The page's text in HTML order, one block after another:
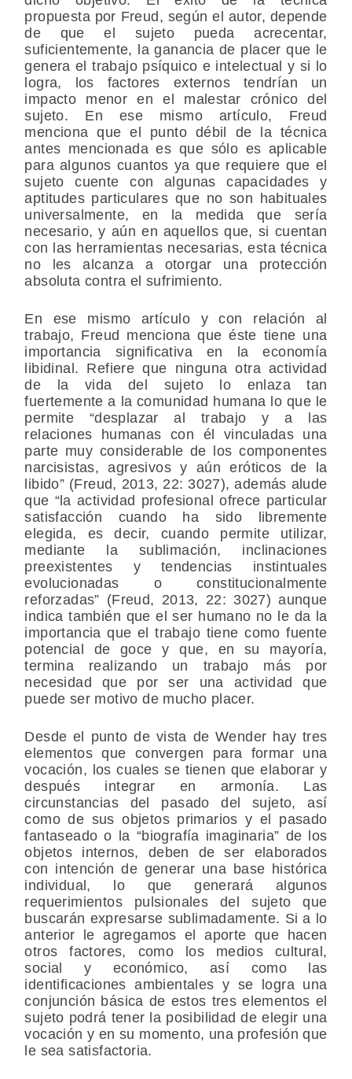
propuesta por Freud, según el autor, depende
de que el sujeto pueda acrecentar,
suficientemente, la ganancia de placer que le
genera el trabajo psíquico e intelectual y si lo
logra, los factores externos tendrían un
impacto menor en el malestar crónico del
sujeto. En ese mismo artículo, Freud
menciona que el punto débil de la técnica
antes mencionada es que sólo es aplicable
para algunos cuantos ya que requiere que el
sujeto cuente con algunas capacidades y
aptitudes particulares que no son habituales
universalmente, en la medida que sería
necesario, y aún en aquellos que, si cuentan
con las herramientas necesarias, esta técnica
no les alcanza a otorgar una protección
absoluta contra el sufrimiento.
En ese mismo artículo y con relación al
trabajo, Freud menciona que éste tiene una
importancia significativa en la economía
libidinal. Refiere que ninguna otra actividad
de la vida del sujeto lo enlaza tan
fuertemente a la comunidad humana lo que le
permite “desplazar al trabajo y a las
relaciones humanas con él vinculadas una
parte muy considerable de los componentes
narcisistas, agresivos y aún eróticos de la
libido” (Freud, 2013, 22: 3027), además alude
que “la actividad profesional ofrece particular
satisfacción cuando ha sido libremente
elegida, es decir, cuando permite utilizar,
mediante la sublimación, inclinaciones
preexistentes y tendencias instintuales
evolucionadas o constitucionalmente
reforzadas” (Freud, 2013, 22: 3027) aunque
indica también que el ser humano no le da la
importancia que el trabajo tiene como fuente
potencial de goce y que, en su mayoría,
termina realizando un trabajo más por
necesidad que por ser una actividad que
puede ser motivo de mucho placer.
Desde el punto de vista de Wender hay tres
elementos que convergen para formar una
vocación, los cuales se tienen que elaborar y
después integrar en armonía. Las
circunstancias del pasado del sujeto, así
como de sus objetos primarios y el pasado
fantaseado o la “biografía imaginaria” de los
objetos internos, deben de ser elaborados
con intención de generar una base histórica
individual, lo que generará algunos
requerimientos pulsionales del sujeto que
buscarán expresarse sublimadamente. Si a lo
anterior le agregamos el aporte que hacen
otros factores, como los medios cultural,
social y económico, así como las
identificaciones ambientales y se logra una
conjunción básica de estos tres elementos el
sujeto podrá tener la posibilidad de elegir una
vocación y en su momento, una profesión que
le sea satisfactoria.